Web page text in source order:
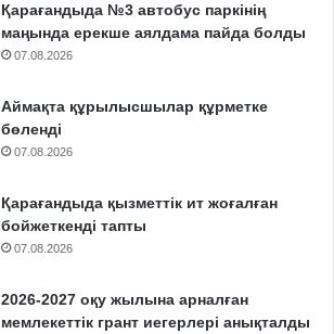
Қарағандыда №3 автобус паркінің
маңында ерекше аялдама пайда болды
07.08.2026
Аймақта құрылысшылар құрметке
бөленді
07.08.2026
Қарағандыда қызметтік ит жоғалған
бойжеткенді тапты
07.08.2026
2026-2027 оқу жылына арналған
мемлекеттік грант иегерлері анықталды